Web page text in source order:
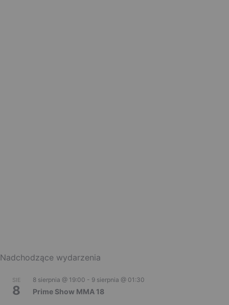
Nadchodzące wydarzenia
SIE
8
8 sierpnia @ 19:00 - 9 sierpnia @ 01:30
Prime Show MMA 18